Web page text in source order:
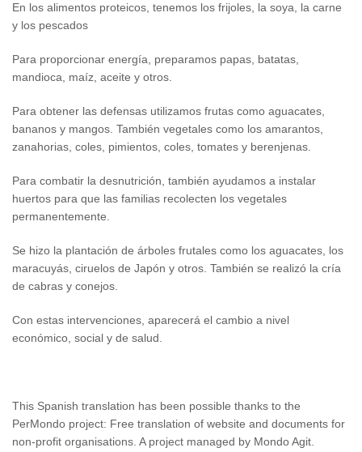
En los alimentos proteicos, tenemos los frijoles, la soya, la carne
y los pescados
Para proporcionar energía, preparamos papas, batatas,
mandioca, maíz, aceite y otros.
Para obtener las defensas utilizamos frutas como aguacates,
bananos y mangos. También vegetales como los amarantos,
zanahorias, coles, pimientos, coles, tomates y berenjenas.
Para combatir la desnutrición, también ayudamos a instalar
huertos para que las familias recolecten los vegetales
permanentemente.
Se hizo la plantación de árboles frutales como los aguacates, los
maracuyás, ciruelos de Japón y otros. También se realizó la cría
de cabras y conejos.
Con estas intervenciones, aparecerá el cambio a nivel
económico, social y de salud.
This Spanish translation has been possible thanks to the
PerMondo project: Free translation of website and documents for
non-profit organisations. A project managed by Mondo Agit.